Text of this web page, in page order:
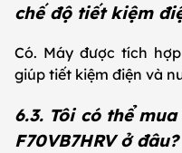
chế độ tiết kiệm
Có. Máy được tích
giúp tiết kiệm điện và
6.3. Tôi có thể
F70VB7HRV ở đâu?